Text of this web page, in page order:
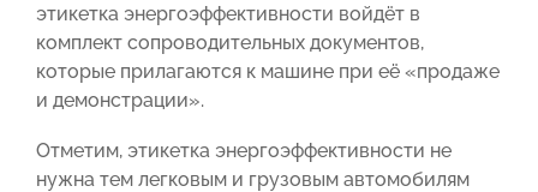
этикетка энергоэффективности войдёт в
комплект сопроводительных документов,
которые прилагаются к машине при её «продаже
и демонстрации».
Отметим, этикетка энергоэффективности не
нужна тем легковым и грузовым автомобилям